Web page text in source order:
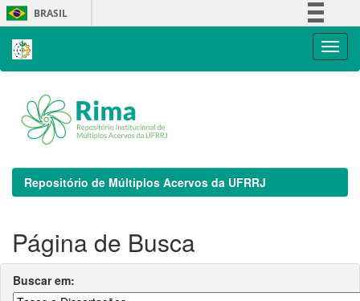
Skip
navigation
BRASIL
Repositório de Múltiplos Acervos da UFRRJ
Página de Busca
Buscar em: